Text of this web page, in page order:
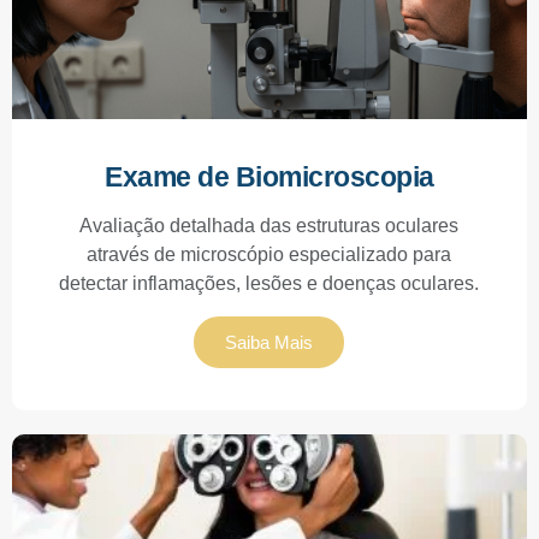
Exame de Biomicroscopia
Avaliação detalhada das estruturas oculares
através de microscópio especializado para
detectar inflamações, lesões e doenças oculares.
Saiba Mais